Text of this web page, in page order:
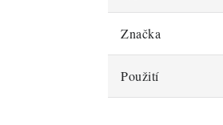
Značka
Použití